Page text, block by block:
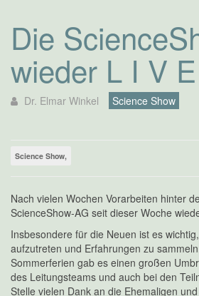
Die
wieder L I V E
Dr. Elmar Winkel Science Show
Science Show,
Nach vielen Wochen Vorarbeiten hinter
ScienceShow-AG seit dieser Woche
Insbesondere für die Neuen ist es
aufzutreten und Erfahrungen zu
Sommerferien gab es einen großen
des Leitungsteams und auch bei den
Stelle vielen Dank an die Ehemaligen